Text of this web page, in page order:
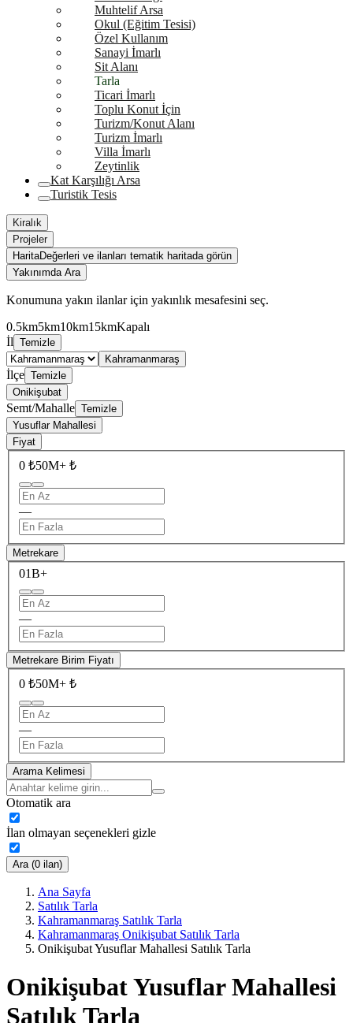
Muhtelif Arsa
Okul (Eğitim Tesisi)
Özel Kullanım
Sanayi İmarlı
Sit Alanı
Tarla
Ticari İmarlı
Toplu Konut İçin
Turizm/Konut Alanı
Turizm İmarlı
Villa İmarlı
Zeytinlik
Kat Karşılığı Arsa
Turistik Tesis
Kiralık
Projeler
HaritaDeğerleri ve ilanları tematik haritada görün
Yakınımda Ara
Konumuna yakın ilanlar için yakınlık mesafesini seç.
0.5km5km10km15kmKapalı
İl Temizle
Kahramanmaraş
İlçe Temizle
Onikişubat
Semt/Mahalle Temizle
Yusuflar Mahallesi
Fiyat
0 ₺50M+ ₺
—
Metrekare
01B+
—
Metrekare Birim Fiyatı
0 ₺50M+ ₺
—
Arama Kelimesi
Otomatik ara
İlan olmayan seçenekleri gizle
Ara (0 ilan)
Ana Sayfa
Satılık Tarla
Kahramanmaraş Satılık Tarla
Kahramanmaraş Onikişubat Satılık Tarla
Onikişubat Yusuflar Mahallesi Satılık Tarla
Onikişubat Yusuflar Mahallesi
Satılık Tarla